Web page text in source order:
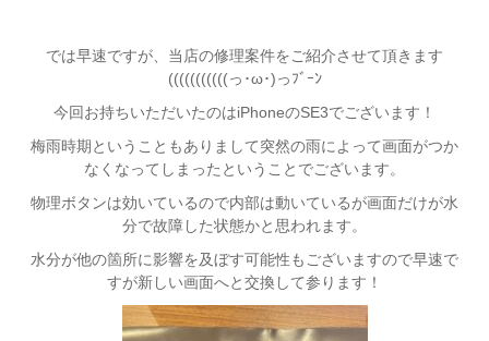
では早速ですが、当店の修理案件をご紹介させて頂きます
(((((((((((っ･ω･)っﾌﾞｰﾝ
今回お持ちいただいたのはiPhoneのSE3でございます！
梅雨時期ということもありまして突然の雨によって画面がつか
なくなってしまったということでございます。
物理ボタンは効いているので内部は動いているが画面だけが水
分で故障した状態かと思われます。
水分が他の箇所に影響を及ぼす可能性もございますので早速で
すが新しい画面へと交換して参ります！